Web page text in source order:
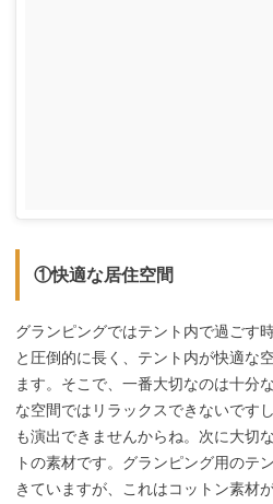
①快適な居住空間
グランピングではテント内で過ごす
と圧倒的に長く、テント内が快適な
ます。そこで、一番大切なのは十分
な空間ではリラックスできないです
も演出できませんからね。次に大切
トの素材です。グランピング用のテ
きていますが、これはコットン素材